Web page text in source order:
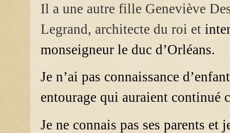
Il a une autre fille Geneviève
Legrand, architecte du roi et
monseigneur le duc d’Orléans.
Je n’ai pas connaissance
entourage qui auraient continué
Je ne connais pas ses parents et